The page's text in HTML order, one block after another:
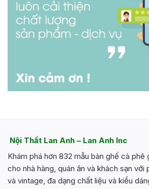
Nội Thất Lan Anh – Lan Anh Inc
Khám phá hơn 832 mẫu bàn ghế cà phê
cho nhà hàng, quán ăn và khách sạn với
và vintage, đa dạng chất liệu và kiểu